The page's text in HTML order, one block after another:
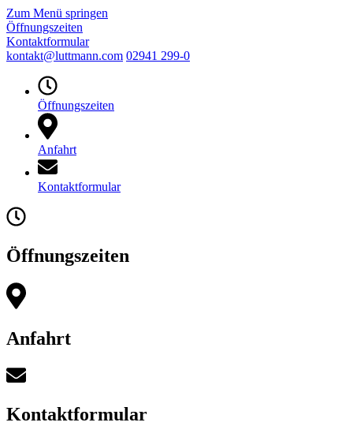
Zum Menü springen
Öffnungszeiten
Kontaktformular
kontakt@luttmann.com 02941 299-0
Öffnungszeiten
Anfahrt
Kontaktformular
Öffnungszeiten
Anfahrt
Kontaktformular